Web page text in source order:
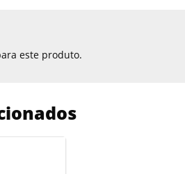
este produto.